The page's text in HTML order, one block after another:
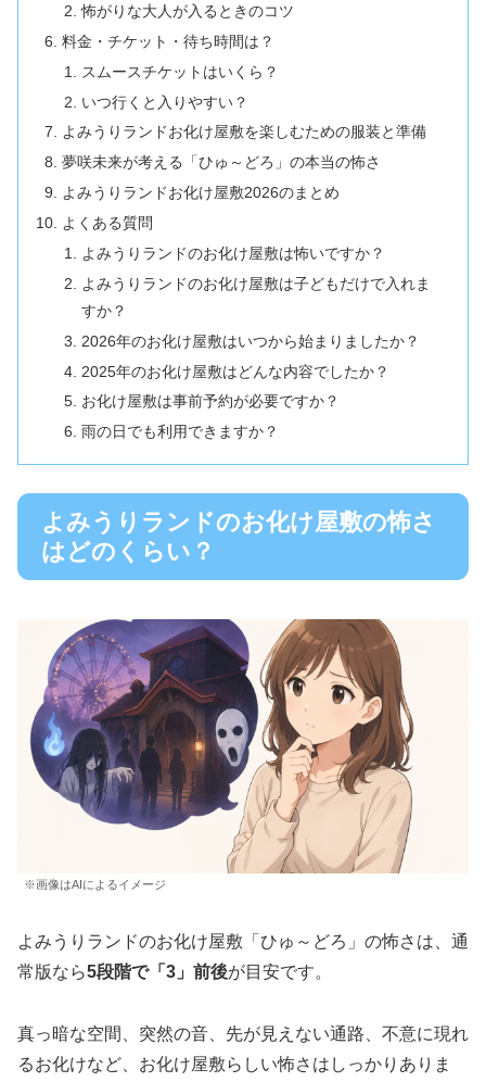
怖がりな大人が入るときのコツ
料金・チケット・待ち時間は？
スムースチケットはいくら？
いつ行くと入りやすい？
よみうりランドお化け屋敷を楽しむための服装と準備
夢咲未来が考える「ひゅ～どろ」の本当の怖さ
よみうりランドお化け屋敷2026のまとめ
よくある質問
よみうりランドのお化け屋敷は怖いですか？
よみうりランドのお化け屋敷は子どもだけで入れま
すか？
2026年のお化け屋敷はいつから始まりましたか？
2025年のお化け屋敷はどんな内容でしたか？
お化け屋敷は事前予約が必要ですか？
雨の日でも利用できますか？
よみうりランドのお化け屋敷の怖さ
はどのくらい？
※画像はAIによるイメージ
よみうりランドのお化け屋敷「ひゅ～どろ」の怖さは、通
常版なら5段階で「3」前後が目安です。
真っ暗な空間、突然の音、先が見えない通路、不意に現れ
るお化けなど、お化け屋敷らしい怖さはしっかりありま